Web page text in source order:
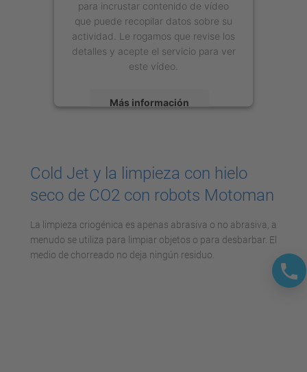
para incrustar contenido de vídeo
que puede recopilar datos sobre su
actividad. Le rogamos que revise los
detalles y acepte el servicio para ver
este vídeo.
Más información
Management Platform
Cold Jet y la limpieza con hielo
seco de CO2 con robots Motoman
La limpieza criogénica es apenas abrasiva o no abrasiva, a
menudo se utiliza para limpiar objetos o para desbarbar. El
medio de chorreado no deja ningún residuo.